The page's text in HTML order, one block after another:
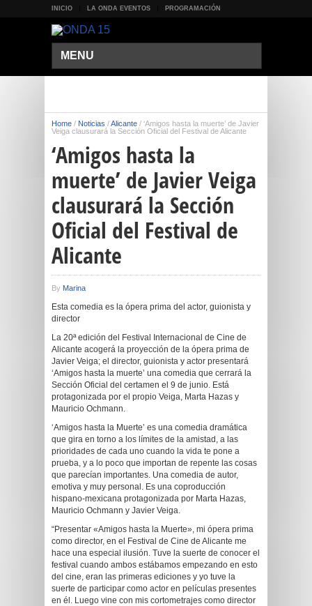
INICIO LA ONDA EVENTOS PROGRAMACIÓN
MENU
Home / Noticias /Alicante / ‘Amigos hasta la muerte’ de Javier
Veiga clausurará la Sección Oficial del Festival de Alicante
‘Amigos hasta la
muerte’ de Javier Veiga
clausurará la Sección
Oficial del Festival de
Alicante
By Marina
Esta comedia es la ópera prima del actor, guionista y
director
La 20ª edición del Festival Internacional de Cine de
Alicante acogerá la proyección de la ópera prima de
Javier Veiga; el director, guionista y actor presentará
‘Amigos hasta la muerte’ una comedia que cerrará la
Sección Oficial del certamen el 9 de junio. Está
protagonizada por el propio Veiga, Marta Hazas y
Mauricio Ochmann.
‘Amigos hasta la Muerte’ es una comedia dramática
que gira en torno a los límites de la amistad, a las
prioridades de cada uno cuando la vida te pone a
prueba, y a lo poco que importan de repente las cosas
que parecían importantes. Una comedia de autor,
emotiva y muy personal. Es una coproducción
hispano-mexicana protagonizada por Marta Hazas,
Mauricio Ochmann y Javier Veiga.
“Presentar «Amigos hasta la Muerte», mi ópera prima
como director, en el Festival de Cine de Alicante me
hace una especial ilusión. Tuve la suerte de conocer el
festival cuando ambos estábamos empezando en esto
del cine, eran las primeras ediciones y yo tuve la
suerte de participar como actor en películas presentes
en él. Luego vine con mis cortometrajes como director